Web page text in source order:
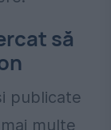
să
publicate
multe